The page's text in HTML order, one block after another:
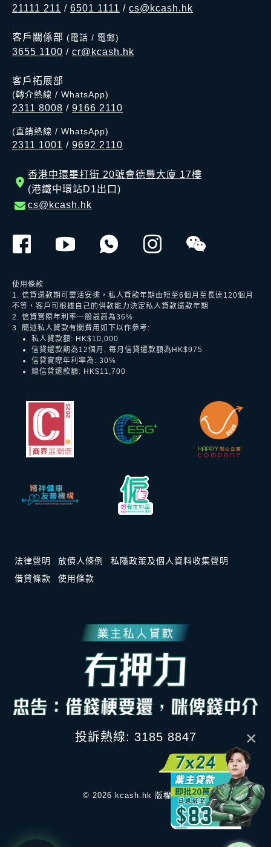
×
21111 211 / 6501 1111 / cs@kcash.hk
客戶關係部 (電話 / 電郵)
3655 1100 / cr@kcash.hk
客戶拓展部
(轉介熱線 / WhatsApp)
2311 8008 / 9166 2110
(直銷熱線 / WhatsApp)
2311 1001 / 9692 2110
香港中環畢打街 20號會德豐大廈 17樓
(港鐵中環站D1出口)
cs@kcash.hk
使用條款
1. 信貸還款期可靈活安排，私人貸款年期由短至6個月至長達120個月
不等，客戶可根據自己的供款能力決定私人貸款還款年期
2. 信貸實際年利率一般最高為36%
3. 簡述私人貸款有關費用如下以作參考:
私人貸款額: HK$10,000
信貸還款期為12個月, 每月信貸還款額為HK$975
信貸實際年利率為: 30%
總信貸還款額: HK$11,700
法律聲明 放債人條例
私隱政策及個人資料收集聲明
借貸條款
使用條款
投訴熱線: 3185 8847
© 2026 kcash.hk 版權所有